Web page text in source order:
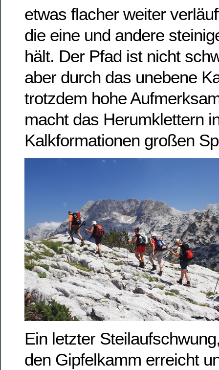
etwas flacher weiter
die eine und andere
hält. Der Pfad ist nicht
aber durch das unebene
trotzdem hohe
macht das Herumklettern
Kalkformationen großen
Ein letzter
den Gipfelkamm erreicht